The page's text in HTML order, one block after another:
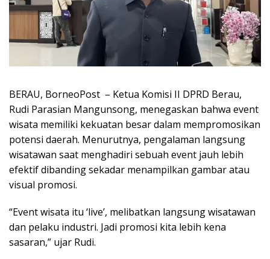
BERAU, BorneoPost – Ketua Komisi II DPRD Berau,
Rudi Parasian Mangunsong, menegaskan bahwa event
wisata memiliki kekuatan besar dalam mempromosikan
potensi daerah. Menurutnya, pengalaman langsung
wisatawan saat menghadiri sebuah event jauh lebih
efektif dibanding sekadar menampilkan gambar atau
visual promosi.
“Event wisata itu ‘live’, melibatkan langsung wisatawan
dan pelaku industri. Jadi promosi kita lebih kena
sasaran,” ujar Rudi.